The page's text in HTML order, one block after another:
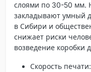
слоями по 30-50 мм.
закладывают умный
в Сибири и
снижает риски
возведение коробки
Скорость печати